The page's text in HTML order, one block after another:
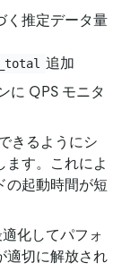
く推定データ量
追加
に QPS モニタ
きるようにシ
ます。これによ
の起動時間が短
化してパフォ
適切に解放され